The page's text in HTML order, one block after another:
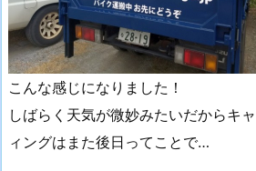
こんな感じになりました！
しばらく天気が微妙みたいだからキ
ィングはまた後日ってことで…